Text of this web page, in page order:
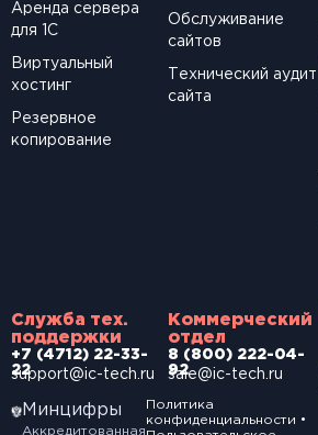
Аренда сервера
для 1С
Виртуальный
хостинг
Резервное
копирование
Обслуживание
сайтов
Технический аудит
сайта
Служба тех.
поддержки
+7 (4712) 22-33-
22
support@ic-tech.ru
Коммерческий
отдел
8 (800) 222-04-
92
sale@ic-tech.ru
Минцифры
Аккредитованная
Политика
конфиденциальности •